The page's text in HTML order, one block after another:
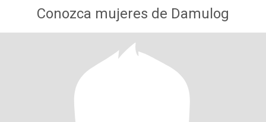
Conozca mujeres de Damulog